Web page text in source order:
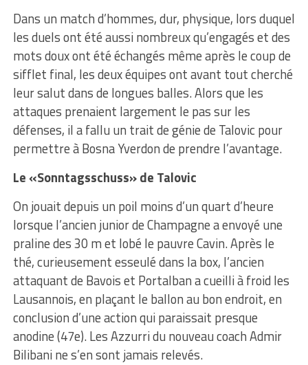
Dans un match d’hommes, dur, physique, lors duquel
les duels ont été aussi nombreux qu’engagés et des
mots doux ont été échangés même après le coup de
sifflet final, les deux équipes ont avant tout cherché
leur salut dans de longues balles. Alors que les
attaques prenaient largement le pas sur les
défenses, il a fallu un trait de génie de Talovic pour
permettre à Bosna Yverdon de prendre l’avantage.
Le «Sonntagsschuss» de Talovic
On jouait depuis un poil moins d’un quart d’heure
lorsque l’ancien junior de Champagne a envoyé une
praline des 30 m et lobé le pauvre Cavin. Après le
thé, curieusement esseulé dans la box, l’ancien
attaquant de Bavois et Portalban a cueilli à froid les
Lausannois, en plaçant le ballon au bon endroit, en
conclusion d’une action qui paraissait presque
anodine (47e). Les Azzurri du nouveau coach Admir
Bilibani ne s’en sont jamais relevés.